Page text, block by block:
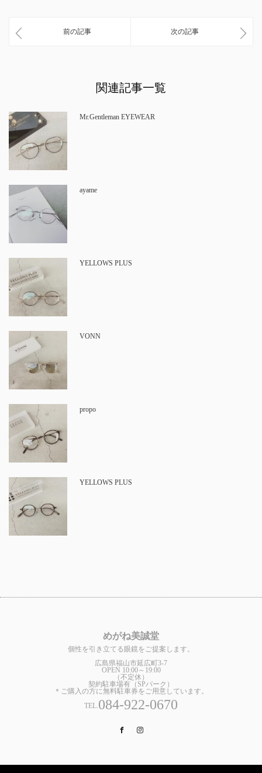
前の記事 次の記事
関連記事一覧
Mr.Gentleman EYEWEAR
ayame
YELLOWS PLUS
VONN
propo
YELLOWS PLUS
めがね美誠堂
個性を引き立てる眼鏡をご提案します。
広島県福山市延広町3-7
OPEN 10:00～19:00
（不定休）
契約駐車場有（SPパーク）
＊ご購入の方に無料駐車券をご用意しています。
TEL.084-922-0670
Facebook